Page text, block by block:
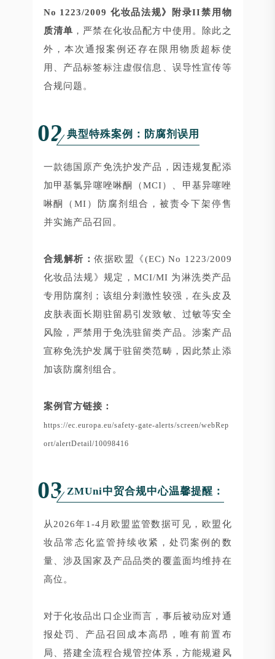
No 1223/2009 化妆品法规》附录II禁用物
质清单 ，严禁在化妆品配方中使用。除此之
外，本次通报案例还存在限用物质超标使
用、产品标签标注虚假信息、误导性宣传等
合规问题。
02 典型特殊案例：防腐剂误用
一款德国原产免洗护发产品，因违规复配添
加甲基氯异噻唑啉酮（MCI）、甲基异噻唑
啉酮（MI）防腐剂组合，被责令下架停售
并实施产品召回。
合规解析： 依据欧盟《(EC) No 1223/2009
化妆品法规》规定，MCI/MI 为淋洗类产品
专用防腐剂；该组分刺激性较强，在头皮及
皮肤表面长期驻留易引发致敏、过敏等安全
风险，严禁用于免洗驻留类产品。涉案产品
宣称免洗护发属于驻留类范畴，因此禁止添
加该防腐剂组合。
案例官方链接：
https://ec.europa.eu/safety-gate-alerts/screen/webRep
ort/alertDetail/10098416
03 ZMUni中贸合规中心温馨提醒：
从2026年1-4月欧盟监管数据可见，欧盟化
妆品常态化监管持续收紧，处罚案例的数
量、涉及国家及产品品类的覆盖面均维持在
高位。
对于化妆品出口企业而言，事后被动应对通
报处罚、产品召回成本高昂，唯有前置布
局、搭建全流程合规管控体系，方能规避风